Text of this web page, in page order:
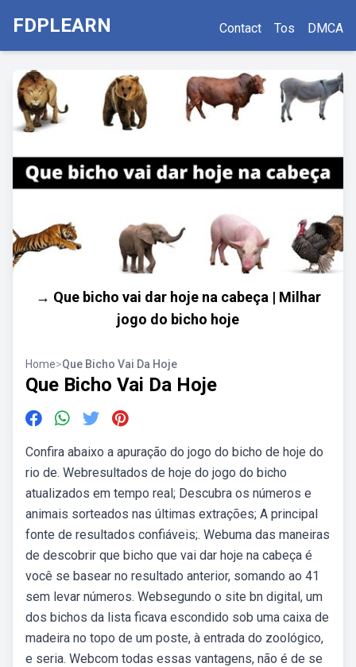
FDPLEARN Contact Tos DMCA
→ Que bicho vai dar hoje na cabeça | Milhar
jogo do bicho hoje
Home>Que Bicho Vai Da Hoje
Que Bicho Vai Da Hoje
Confira abaixo a apuração do jogo do bicho de hoje do
rio de. Webresultados de hoje do jogo do bicho
atualizados em tempo real; Descubra os números e
animais sorteados nas últimas extrações; A principal
fonte de resultados confiáveis;. Webuma das maneiras
de descobrir que bicho que vai dar hoje na cabeça é
você se basear no resultado anterior, somando ao 41
sem levar números. Websegundo o site bn digital, um
dos bichos da lista ficava escondido sob uma caixa de
madeira no topo de um poste, à entrada do zoológico,
e seria. Webcom todas essas vantagens, não é de se